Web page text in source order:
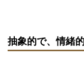
抽象的で、情緒